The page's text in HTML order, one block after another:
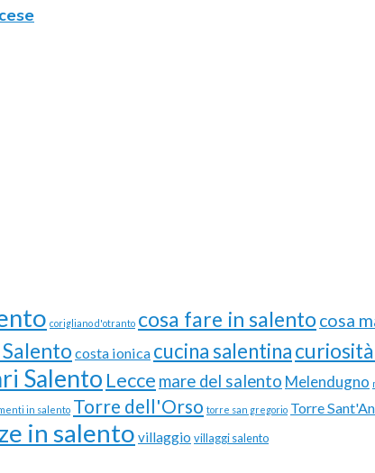
corigliano d'otranto cosa fare in salentocosa
costa ionica cucina salentina
Salento Lecce mare del salento Melendugno
in salento Torre dell'Orso torre san gregorio Torre
in salento villaggio villaggi salento